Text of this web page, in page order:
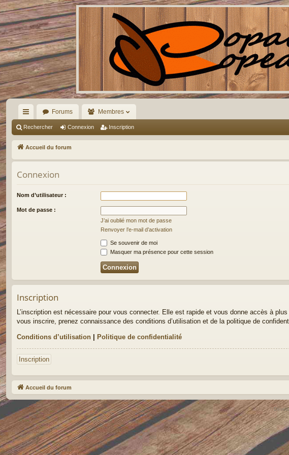
ac
co
ci
Forums Membres
Rechercher Connexion Inscription
Accueil du forum
Connexion
Nom d’utilisateur :
Mot de passe :
J’ai oublié mon mot de passe
Renvoyer l’e-mail d’activation
Se souvenir de moi
Masquer ma présence pour cette session
Inscription
L’inscription est nécessaire pour vous connecter. Elle est rapide et vous donne accès à
vous inscrire, prenez connaissance des conditions d’utilisation et de la politique de
Conditions d’utilisation | Politique de confidentialité
Inscription
Accueil du forum